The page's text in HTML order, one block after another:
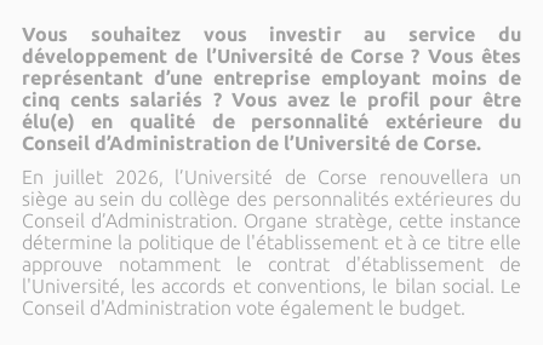
Vous souhaitez vous investir au service du
développement de l’Université de Corse ? Vous êtes
représentant d’une entreprise employant moins de
cinq cents salariés ? Vous avez le profil pour être
élu(e) en qualité de personnalité extérieure du
Conseil d’Administration de l’Université de Corse.
En juillet 2026, l’Université de Corse renouvellera un
siège au sein du collège des personnalités extérieures du
Conseil d’Administration. Organe stratège, cette instance
détermine la politique de l'établissement et à ce titre elle
approuve notamment le contrat d'établissement de
l'Université, les accords et conventions, le bilan social. Le
Conseil d'Administration vote également le budget.